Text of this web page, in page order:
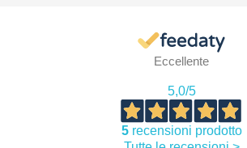
Eccellente
5,0/5
5recensioni prodotto